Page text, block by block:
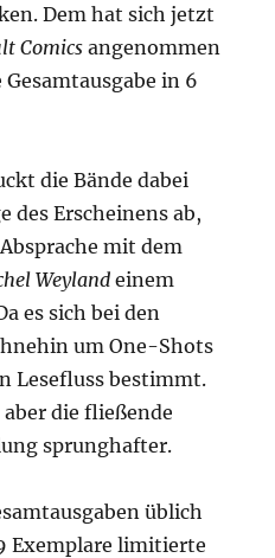
Dem hat sich jetzt
Comics angenommen
in 6
die Bände dabei
des Erscheinens ab,
mit dem
Weylandeinem
es sich bei den
um One-Shots
Lesefluss bestimmt.
die fließende
sprunghafter.
üblich
Exemplare limitierte